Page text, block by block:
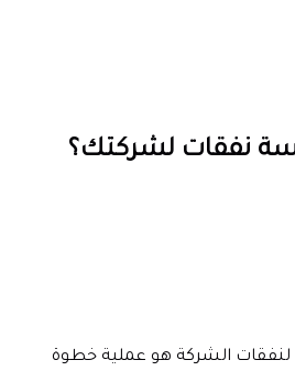
نفقات لشركتك؟
الشركة هو عملية خطوة